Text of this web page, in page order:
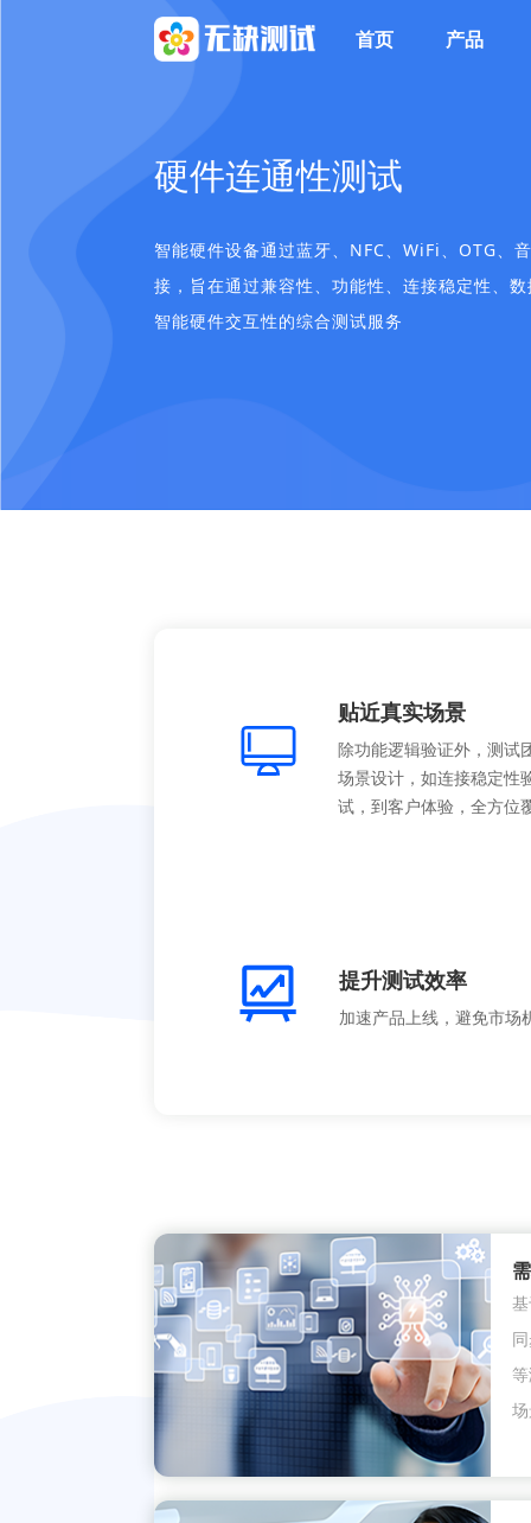
首页 产品
硬件连通性测试
智能硬件设备通过蓝牙、NFC、WiFi、OTG、
接，旨在通过兼容性、功能性、连接稳定性、
智能硬件交互性的综合测试服务
贴近真实场景
除功能逻辑验证外，测试
场景设计，如连接稳定性
试，到客户体验，全方位
提升测试效率
加速产品上线，避免市场